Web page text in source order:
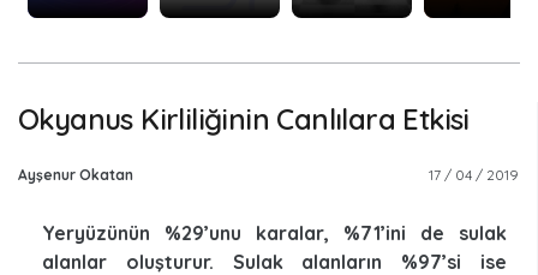
Nasıl Etkiler?
Okyanus Kirliliğinin Canlılara Etkisi
Ayşenur Okatan 17 / 04 / 2019
Yeryüzünün %29’unu karalar, %71’ini de sulak
alanlar oluşturur. Sulak alanların %97’si ise